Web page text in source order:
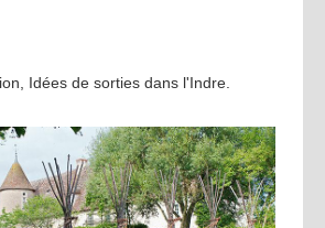
Idées de sorties dans l'Indre.